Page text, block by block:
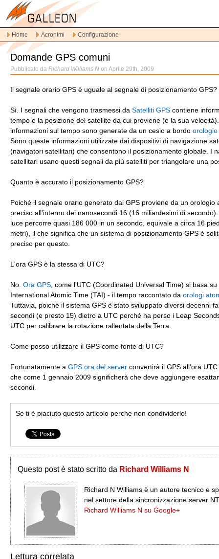
alla
navigazione
principale
Vai
contenuto
principale
contenuto
secondario
Home Acronimi Configurazione
Domande GPS comuni
Pubblicato da Richard Williams N on Aprile 29th, 2009
Il segnale orario GPS è uguale al segnale di posizionamento GPS?
Sì. I segnali che vengono trasmessi da Satelliti GPS contiene
tempo e la posizione del satellite da cui proviene (e la sua
informazioni sul tempo sono generate da un cesio a bordo
Sono queste informazioni utilizzate dai dispositivi di navigazione
(navigatori satellitari) che consentono il posizionamento globale. I
satellitari usano questi segnali da più satelliti per triangolare una
Quanto è accurato il posizionamento GPS?
Poiché il segnale orario generato dal GPS proviene da un orologio
preciso all'interno dei nanosecondi 16 (16 miliardesimi di
luce percorre quasi 186 000 in un secondo, equivale a circa 16
metri), il che significa che un sistema di posizionamento GPS è
preciso per questo.
L'ora GPS è la stessa di UTC?
No. Ora GPS , come l'UTC (Coordinated Universal Time) si basa su
International Atomic Time (TAI) - il tempo raccontato da orologi
Tuttavia, poiché il sistema GPS è stato sviluppato diversi decenni
secondi (e presto 15) dietro a UTC perché ha perso i Leap
UTC per calibrare la rotazione rallentata della Terra.
Come posso utilizzare il GPS come fonte di UTC?
Fortunatamente a GPS ora del server convertirà il GPS all'ora
che come 1 gennaio 2009 significherà che deve aggiungere
secondi.
Se ti è piaciuto questo articolo perche non condividerlo!
Questo post è stato scritto da Richard Williams N
Richard N Williams è un autore tecnico e
nel settore della sincronizzazione server
Richard Williams N su Google+
Lettura correlata